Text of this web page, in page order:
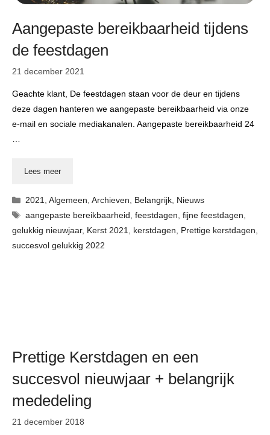
Aangepaste bereikbaarheid tijdens
de feestdagen
21 december 2021
Geachte klant, De feestdagen staan voor de deur en tijdens
deze dagen hanteren we aangepaste bereikbaarheid via onze
e-mail en sociale mediakanalen. Aangepaste bereikbaarheid 24
Lees meer
Categorieën
2021,Algemeen,Archieven, Belangrijk, Nieuws
Tags
aangepaste bereikbaarheid,feestdagen,fijne feestdagen,
gelukkig nieuwjaar, Kerst 2021, kerstdagen, Prettige kerstdagen,
succesvol gelukkig 2022
Prettige Kerstdagen en een
succesvol nieuwjaar + belangrijk
mededeling
21 december 2018